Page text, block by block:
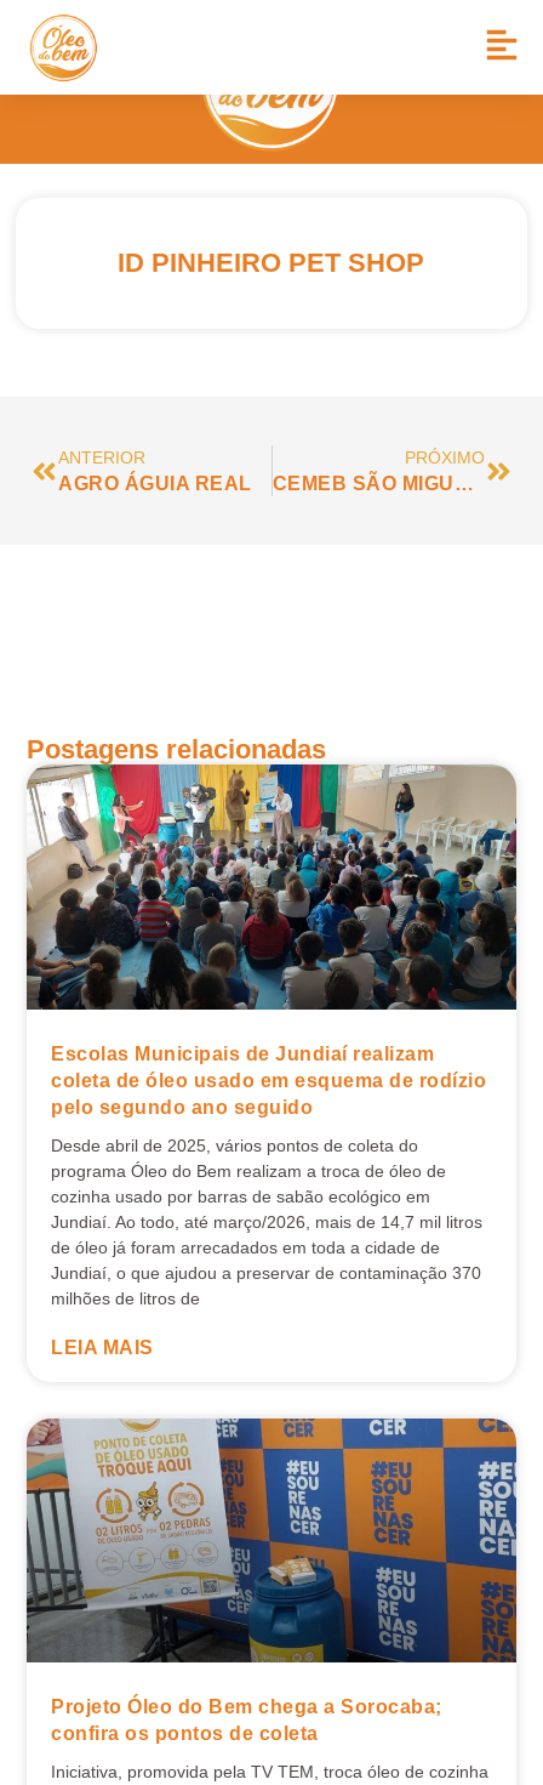
ID PINHEIRO PET SHOP
ANTERIOR
AGRO ÁGUIA REAL
PRÓXIMO
CEMEB SÃO MIGUEL ARCANJO
Postagens relacionadas
Escolas Municipais de Jundiaí realizam
coleta de óleo usado em esquema de rodízio
pelo segundo ano seguido
Desde abril de 2025, vários pontos de coleta do
programa Óleo do Bem realizam a troca de óleo de
cozinha usado por barras de sabão ecológico em
Jundiaí. Ao todo, até março/2026, mais de 14,7 mil litros
de óleo já foram arrecadados em toda a cidade de
Jundiaí, o que ajudou a preservar de contaminação 370
milhões de litros de
LEIA MAIS
Projeto Óleo do Bem chega a Sorocaba;
confira os pontos de coleta
Iniciativa, promovida pela TV TEM, troca óleo de cozinha